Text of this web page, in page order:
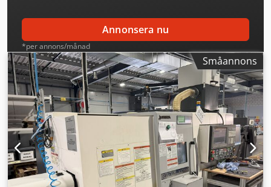
Annonsera nu
*per annons/månad
Småannons